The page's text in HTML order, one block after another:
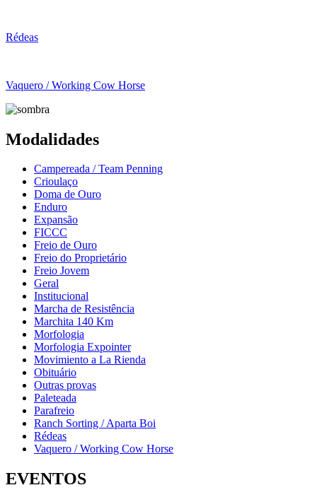
Rédeas
Vaquero / Working Cow Horse
Modalidades
Campereada / Team Penning
Crioulaço
Doma de Ouro
Enduro
Expansão
FICCC
Freio de Ouro
Freio do Proprietário
Freio Jovem
Geral
Institucional
Marcha de Resistência
Marchita 140 Km
Morfologia
Morfologia Expointer
Movimiento a La Rienda
Obituário
Outras provas
Paleteada
Parafreio
Ranch Sorting / Aparta Boi
Rédeas
Vaquero / Working Cow Horse
EVENTOS